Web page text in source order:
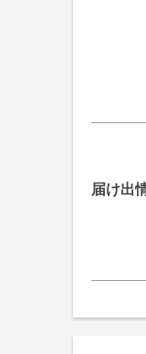
届け出